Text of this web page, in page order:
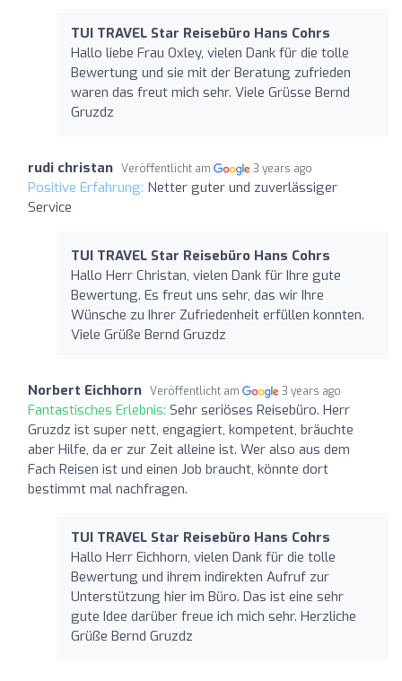
TUI TRAVEL Star Reisebüro Hans Cohrs
Hallo liebe Frau Oxley, vielen Dank für die tolle
Bewertung und sie mit der Beratung zufrieden
waren das freut mich sehr. Viele Grüsse Bernd
Gruzdz
rudi christan Veröffentlicht am 3 years ago
Positive Erfahrung: Netter guter und zuverlässiger
Service
TUI TRAVEL Star Reisebüro Hans Cohrs
Hallo Herr Christan, vielen Dank für Ihre gute
Bewertung. Es freut uns sehr, das wir Ihre
Wünsche zu Ihrer Zufriedenheit erfüllen konnten.
Viele Grüße Bernd Gruzdz
Norbert Eichhorn Veröffentlicht am 3 years ago
Fantastisches Erlebnis: Sehr seriöses Reisebüro. Herr
Gruzdz ist super nett, engagiert, kompetent, bräuchte
aber Hilfe, da er zur Zeit alleine ist. Wer also aus dem
Fach Reisen ist und einen Job braucht, könnte dort
bestimmt mal nachfragen.
TUI TRAVEL Star Reisebüro Hans Cohrs
Hallo Herr Eichhorn, vielen Dank für die tolle
Bewertung und ihrem indirekten Aufruf zur
Unterstützung hier im Büro. Das ist eine sehr
gute Idee darüber freue ich mich sehr. Herzliche
Grüße Bernd Gruzdz